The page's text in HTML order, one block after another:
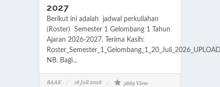
2027
Berikut ini adalah jadwal perkuliahan
(Roster) Semester 1 Gelombang 1 Tahun
Ajaran 2026-2027. Terima Kasih:
NB. Bagi...
BAAK 18 Juli 2026 3869 View